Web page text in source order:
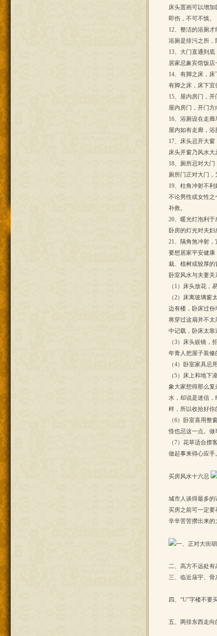
床头置画可以增
即伤，不可不慎。
12、整洁的浴厕才
浴厕是排污之所
13、大门直通到底
居家忌象宾馆饭
14、有脚之床，床
有脚之床，床下
15、屋内房门，
屋内房门，开门
16、浴厕设在走廊
屋内如有走廊，
17、床头忌开大窗
床头开窗乃风水
18、厕所忌对大门
厕所门正对大门
19、柱角冲射不利
不论男性或女性
补救。
20、暖光灯泡利于
卧房的灯光对夫
21、隔角煞冲射，
要想居家平安健
栽、植树或较厚的
卧室风水与夫妻
（1）床头放花，
（2）床离玻璃
边有楼，卧床过
将穿过这扇并不太
中记载，卧床太靠
（3）床头嵌镜
年青人把屋子装
（4）卧室家具忌
（5）床上和地
象大家想得那么
水，却说是迷信
样，所以收拾好
（6）卧室喜用
怪也忌这一点。做
（7）花草适合
做起事来得心应
买房风水十六忌
城市人谈得最多
买房之前可一定要
辛辛苦苦攒出来的
一、正对大街
二、高方不远处
三、临近庙宇、
四、“U”字楼不要
五、两排东西走